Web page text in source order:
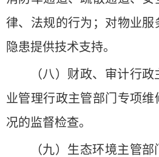
律、法规的行为；对物业
隐患提供技术支持。
（八）财政、审计行
业管理行政主管部门专项
况的监督检查。
（九）生态环境主管